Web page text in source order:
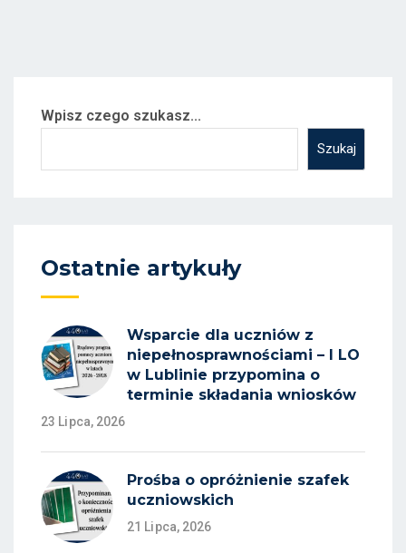
Wpisz czego szukasz...
Szukaj
Ostatnie artykuły
Wsparcie dla uczniów z
niepełnosprawnościami – I LO
w Lublinie przypomina o
terminie składania wniosków
23 Lipca, 2026
Prośba o opróżnienie szafek
uczniowskich
21 Lipca, 2026